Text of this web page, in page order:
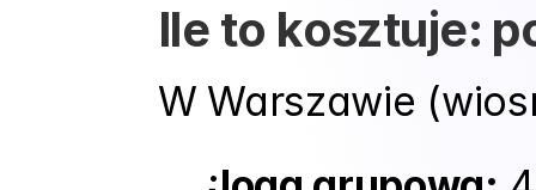
Ile to kosztuje:
W Warszawie